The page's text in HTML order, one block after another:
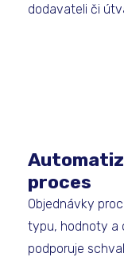
dodavateli či
proces
Objednávky
typu, hodnoty a
podporuje